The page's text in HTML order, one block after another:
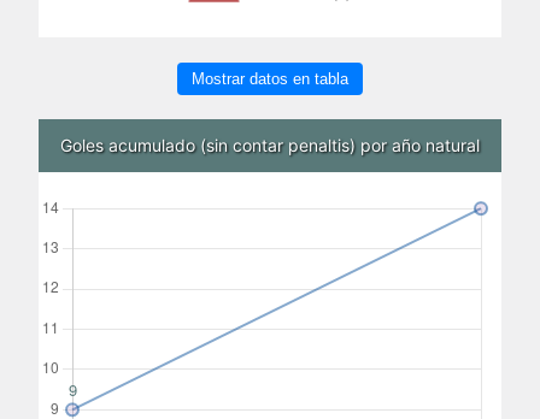
Mostrar datos en tabla
Goles acumulado (sin contar penaltis) por año natural